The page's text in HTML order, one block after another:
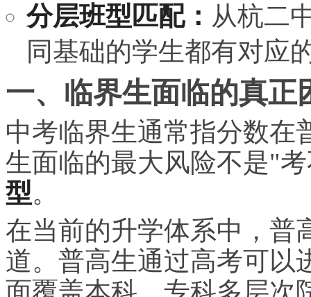
分层班型匹配： 从杭二
同基础的学生都有对应
一、临界生面临的真正
中考临界生通常指分数在
生面临的最大风险不是"
型。
在当前的升学体系中，普
道。普高生通过高考可以